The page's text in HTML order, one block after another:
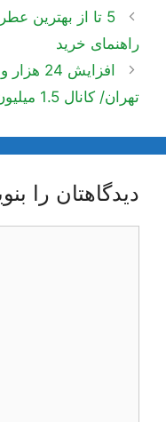
ناوبری
نوشته‌ها
5 تا از بهترین
راهنمای خرید
تهران/ کانال 1.5 میلیون واحدی پس گرفته شد
دیدگاهتان را